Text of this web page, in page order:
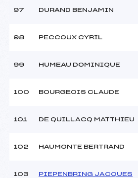
97 DURAND BENJAMIN
98 PECCOUX CYRIL
99 HUMEAU DOMINIQUE
100 BOURGEOIS CLAUDE
101 DE QUILLACQ MATTHIEU
102 HAUMONTE BERTRAND
103 PIEPENBRING JACQUES